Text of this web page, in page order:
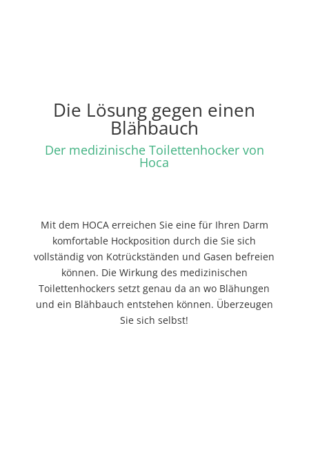
Die Lösung gegen einen
Blähbauch
Der medizinische Toilettenhocker von
Hoca
Mit dem HOCA erreichen Sie eine für Ihren Darm
komfortable Hockposition durch die Sie sich
vollständig von Kotrückständen und Gasen befreien
können. Die Wirkung des medizinischen
Toilettenhockers setzt genau da an wo Blähungen
und ein Blähbauch entstehen können. Überzeugen
Sie sich selbst!